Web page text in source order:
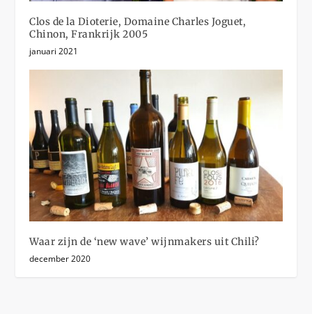
Clos de la Dioterie, Domaine Charles Joguet,
Chinon, Frankrijk 2005
januari 2021
Waar zijn de ‘new wave’ wijnmakers uit Chili?
december 2020